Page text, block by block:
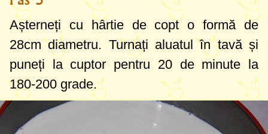
Așterneți cu hârtie de copt o formă de
28cm diametru. Turnați aluatul în tavă și
puneți la cuptor pentru 20 de minute la
180-200 grade.